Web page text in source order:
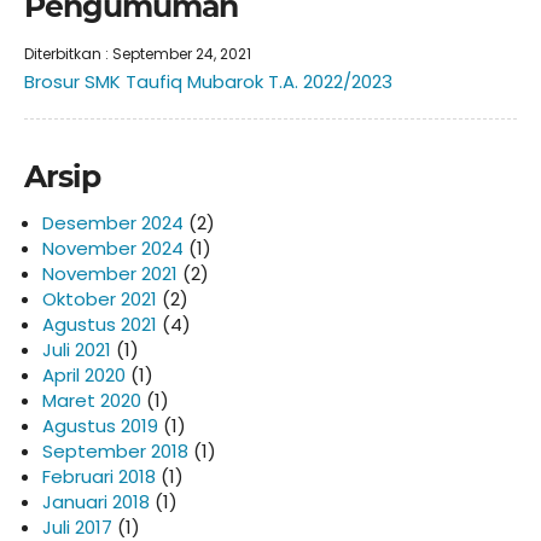
Diterbitkan : September 24, 2021
Brosur SMK Taufiq Mubarok T.A. 2022/2023
Arsip
Desember 2024 (2)
November 2024 (1)
November 2021 (2)
Oktober 2021 (2)
Agustus 2021 (4)
Juli 2021 (1)
April 2020 (1)
Maret 2020 (1)
Agustus 2019 (1)
September 2018 (1)
Februari 2018 (1)
Januari 2018 (1)
Juli 2017 (1)